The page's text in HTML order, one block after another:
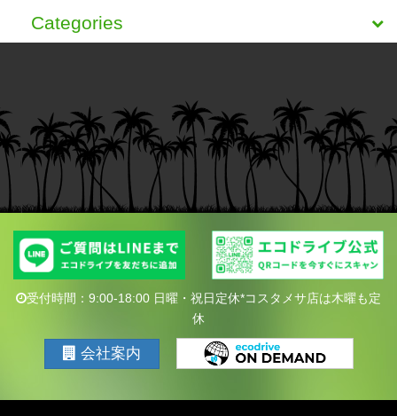
Categories
受付時間：9:00-18:00 日曜・祝日定休*コスタメサ店は木曜も定
休
会社案内